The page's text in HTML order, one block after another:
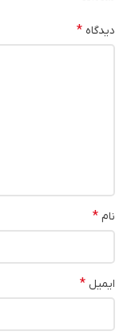
دیدگاه *
نام *
ایمیل *